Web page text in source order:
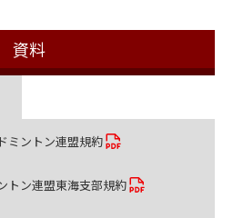
資料
ミントン連盟規約
トン連盟東海支部規約